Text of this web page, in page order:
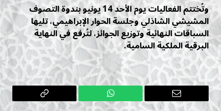
وتُختتم الفعاليات يوم الأحد 14 يونيو بندوة التصوف
المشيشي الشاذلي وجلسة الحوار الإبراهيمي، تليها
السباقات النهائية وتوزيع الجوائز، لتُرفع في النهاية
البرقية الملكية السامية.
البريد
واتساب
Copy